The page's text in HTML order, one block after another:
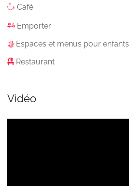
Café
Emporter
Espaces et menus pour enfants
Restaurant
Vidéo